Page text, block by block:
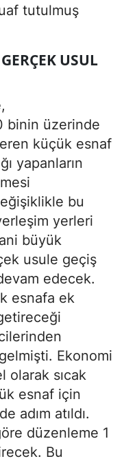
tutulmuş
USUL
binin üzerinde
küçük esnaf
yapanların
bu
yerleri
büyük
usule geçiş
edecek.
esnafa ek
Ekonomi
olarak sıcak
esnaf için
adım atıldı.
düzenleme 1
Bu